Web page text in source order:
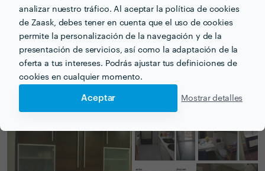
analizar nuestro tráfico. Al aceptar la política de cookies
de Zaask, debes tener en cuenta que el uso de cookies
permite la personalización de la navegación y de la
presentación de servicios, así como la adaptación de la
oferta a tus intereses. Podrás ajustar tus definiciones de
cookies en cualquier momento.
Aceptar Mostrar detalles
phone_iphone Teléfono
PORTFOLIO